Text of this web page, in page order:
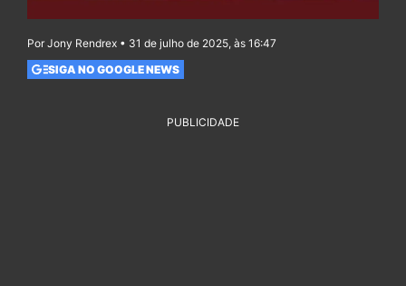
Por Jony Rendrex • 31 de julho de 2025, às 16:47
SIGA NO GOOGLE NEWS
PUBLICIDADE